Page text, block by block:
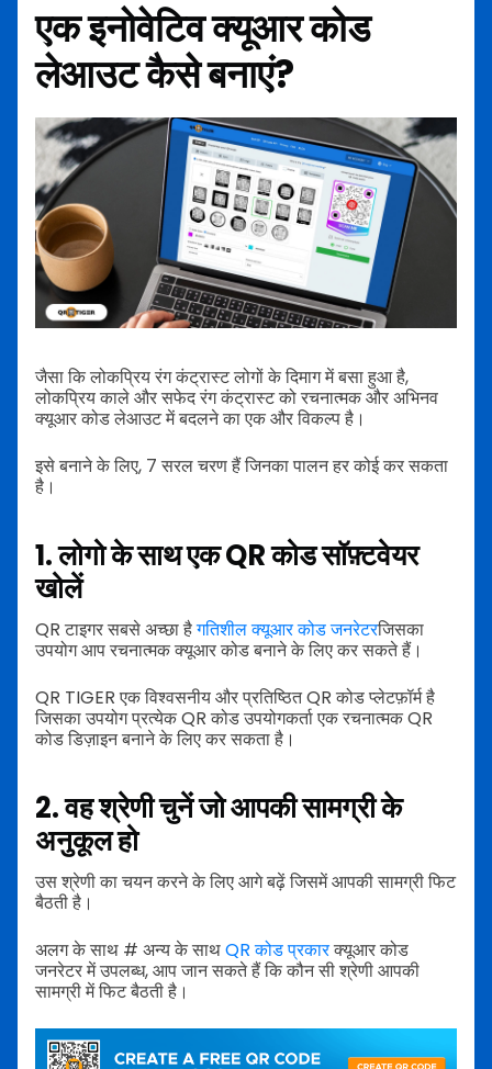
एक इनोवेटिव क्यूआर कोड
लेआउट कैसे बनाएं?
जैसा कि लोकप्रिय रंग कंट्रास्ट लोगों के दिमाग में बसा हुआ है,
लोकप्रिय काले और सफेद रंग कंट्रास्ट को रचनात्मक और अभिनव
क्यूआर कोड लेआउट में बदलने का एक और विकल्प है।
इसे बनाने के लिए, 7 सरल चरण हैं जिनका पालन हर कोई कर सकता
है।
1. लोगो के साथ एक QR कोड सॉफ़्टवेयर
खोलें
QR टाइगर सबसे अच्छा हैगतिशील क्यूआर कोड जनरेटरजिसका
उपयोग आप रचनात्मक क्यूआर कोड बनाने के लिए कर सकते हैं।
QR TIGER एक विश्वसनीय और प्रतिष्ठित QR कोड प्लेटफ़ॉर्म है
जिसका उपयोग प्रत्येक QR कोड उपयोगकर्ता एक रचनात्मक QR
कोड डिज़ाइन बनाने के लिए कर सकता है।
2. वह श्रेणी चुनें जो आपकी सामग्री के
अनुकूल हो
उस श्रेणी का चयन करने के लिए आगे बढ़ें जिसमें आपकी सामग्री फिट
बैठती है।
अलग के साथ # अन्य के साथQR कोड प्रकारक्यूआर कोड
जनरेटर में उपलब्ध, आप जान सकते हैं कि कौन सी श्रेणी आपकी
सामग्री में फिट बैठती है।